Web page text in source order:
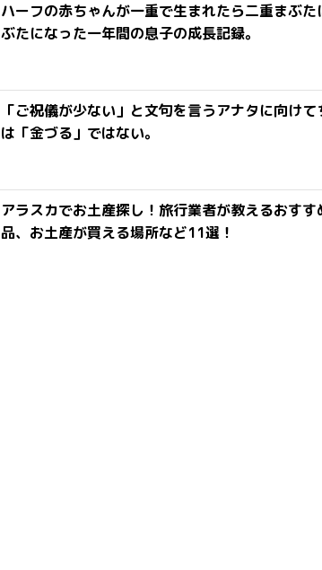
ハーフの赤ちゃんが一重で生まれたら二重まぶ
ぶたになった一年間の息子の成長記録。
「ご祝儀が少ない」と文句を言うアナタに向け
は「金づる」ではない。
アラスカでお土産探し！旅行業者が教えるおす
品、お土産が買える場所など11選！